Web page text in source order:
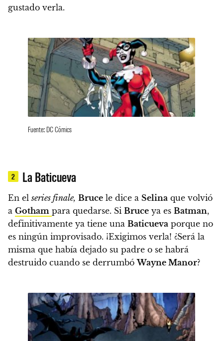
gustado verla.
Fuente: DC Cómics
2 La Baticueva
En elseries finale, Bruce le dice a Selina que volvió
a Gotham para quedarse. Si Bruce ya es Batman,
definitivamente ya tiene una Baticueva porque no
es ningún improvisado. ¡Exigimos verla! ¿Será la
misma que había dejado su padre o se habrá
destruido cuando se derrumbóWayne Manor?